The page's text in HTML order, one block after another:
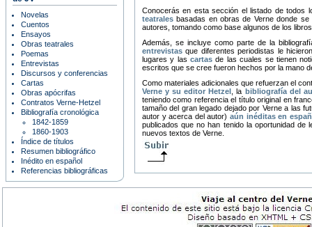
Novelas
Cuentos
Ensayos
Obras teatrales
Poemas
Entrevistas
Discursos y conferencias
Cartas
Obras apócrifas
Contratos Verne-Hetzel
Bibliografía cronológica
1842-1859
1860-1903
Índice de títulos
Resumen bibliográfico
Inédito en español
Referencias bibliográficas
Conocerás en esta sección el listado de
teatrales basadas en obras de Verne donde
autores, tomando como base algunos de los
Además, se incluye como parte de la
entrevistas que diferentes periodistas le
lugares y lascartas de las cuales se tienen
escritos que se cree fueron hechos por la mano
Como materiales adicionales que refuerzan el
Verne y su editor Hetzel , la bibliografía del
teniendo como referencia el título original en
tamaño del gran legado dejado por Verne a las
autor y acerca del autor) aún inéditas en
publicados que no han tenido la oportunidad
nuevos textos de Verne.